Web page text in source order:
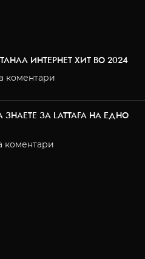
ИНТЕРНЕТ ХИТ ВО 2024
коментари
ЗА LATTAFA НА ЕДНО
коментари